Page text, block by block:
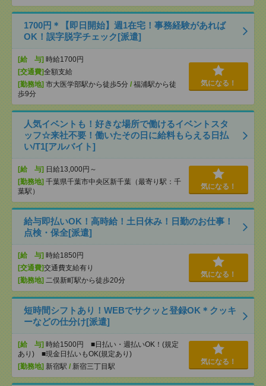
1700円＊【即日開始】週1在宅！事務経験があれば
OK！誤字脱字チェック[派遣]
[給 与] 時給1700円
[交通費]全額支給
[勤務地] 市大医学部駅から徒歩5分 / 福浦駅から徒
歩9分
気になる！
人気イベントも！好きな場所で働けるイベントスタ
ッフ☆来社不要！働いたその日に給料もらえる日払
い/T1[アルバイト]
[給 与] 日給13,000円～
[勤務地] 千葉県千葉市中央区新千葉（最寄り駅：千
葉駅）
気になる！
給与即払いOK！高時給！土日休み！日勤のお仕事！
点検・保全[派遣]
[給 与] 時給1850円
[交通費]交通費支給有り
[勤務地] 二俣新町駅から徒歩20分
気になる！
短時間シフトあり！WEBでサクッと登録OK＊クッキ
ーなどの仕分け[派遣]
[給 与] 時給1500円 ■日払い・週払いOK！(規定
あり) ■現金日払いもOK(規定あり)
[勤務地] 新宿駅 / 新宿三丁目駅
気になる！